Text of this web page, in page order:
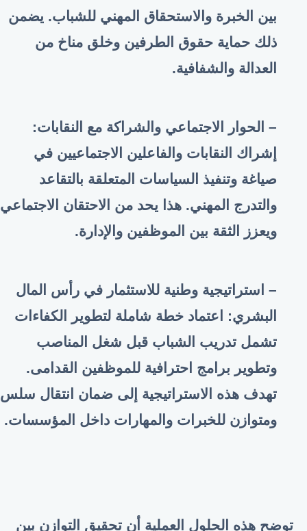
بين الخبرة والاستحقاق المهني للشباب. يضمن
ذلك حماية حقوق الطرفين وخلق مناخ من
العدالة والشفافية.
– الحوار الاجتماعي والشراكة مع النقابات:
إشراك النقابات والفاعلين الاجتماعيين في
صياغة وتنفيذ السياسات المتعلقة بالتقاعد
والتدرج المهني. هذا يحد من الاحتقان الاجتماعي
ويعزز الثقة بين الموظفين والإدارة.
– استراتيجية وطنية للاستثمار في رأس المال
البشري: اعتماد خطة شاملة لتطوير الكفاءات
تشمل تدريب الشباب قبل شغل المناصب
وتطوير برامج احترافية للموظفين القدامى.
تهدف هذه الاستراتيجية إلى ضمان انتقال سلس
ومتوازن للخبرات والمهارات داخل المؤسسات.
توضح هذه الحلول العملية أن تحقيق التوازن بين